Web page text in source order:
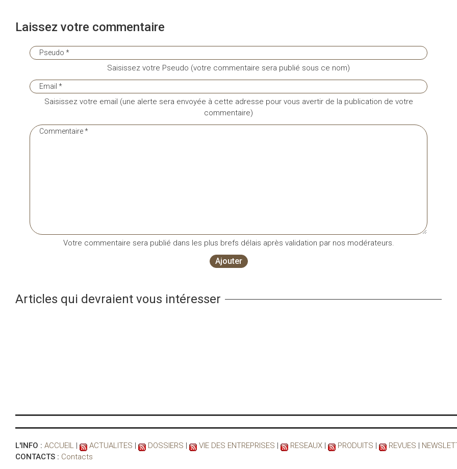
Laissez votre commentaire
Saisissez votre Pseudo (votre commentaire sera publié sous ce nom)
Saisissez votre email (une alerte sera envoyée à cette adresse pour vous avertir de la publication de votre
commentaire)
Votre commentaire sera publié dans les plus brefs délais après validation par nos modérateurs.
Ajouter
Articles qui devraient vous intéresser
L'INFO : ACCUEIL | ACTUALITES | DOSSIERS | VIE DES ENTREPRISES | RESEAUX | PRODUITS | REVUES |
CONTACTS : Contacts